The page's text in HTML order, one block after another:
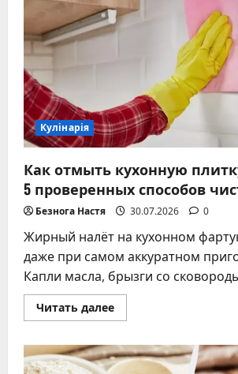
выносливости
и
здоровья
Кулінарія
Как отмыть кухонную
5 проверенных способов
Безнога Настя 30.07.2026 0
Жирный налёт на кухонном
даже при самом аккуратном
Капли масла, брызги со
Читать далееПрочитать
больше
отмыть
кухонную